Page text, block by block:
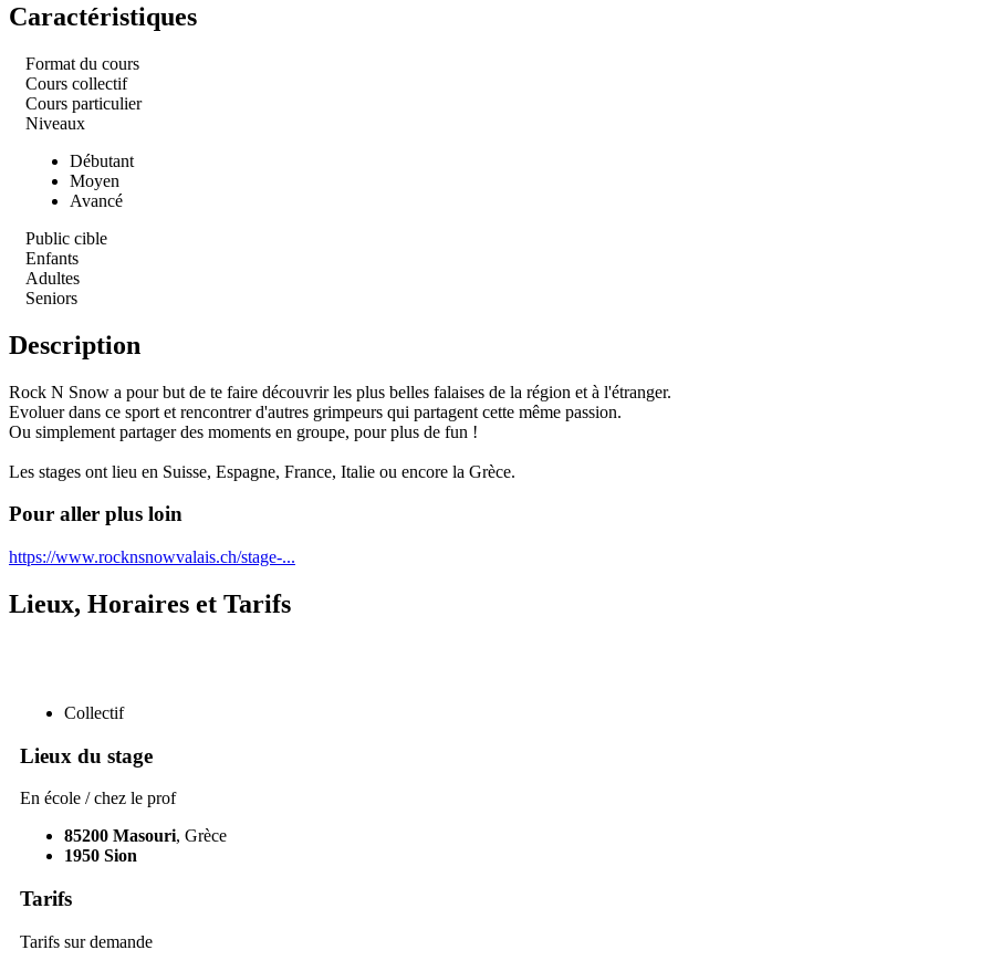
Caractéristiques
Format du cours
Cours collectif
Cours particulier
Niveaux
Débutant
Moyen
Avancé
Public cible
Enfants
Adultes
Seniors
Description
Rock N Snow a pour but de te faire découvrir les plus belles falaises de la région et à l'étranger.
Evoluer dans ce sport et rencontrer d'autres grimpeurs qui partagent cette même passion.
Ou simplement partager des moments en groupe, pour plus de fun !
Les stages ont lieu en Suisse, Espagne, France, Italie ou encore la Grèce.
Pour aller plus loin
https://www.rocknsnowvalais.ch/stage-...
Lieux, Horaires et Tarifs
Collectif
Lieux du stage
En école / chez le prof
85200 Masouri, Grèce
1950 Sion
Tarifs
Tarifs sur demande